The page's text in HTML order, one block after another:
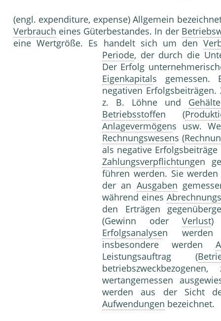
(engl. expenditure, expense) Allgemein
Verbrauch eines Güterbestandes. In der
eine Wertgröße. Es handelt sich um den
Periode, der durch die
Der Erfolg
Eigenkapitals gemessen.
negativen
z. B. Löhne und
Betriebsstoffen (
Anlagevermögens usw.
Rechnungswesens (
als negative
Zahlungsverpflichtungen
führen werden. Sie
der an Ausgaben
während eines
den Erträgen
(Gewinn oderVerlust)
Erfolgsanalysen werden
insbesondere werden
Leistungsauftrag (
wertangemessen
werden aus der Sicht
Aufwendungen bezeichnet.